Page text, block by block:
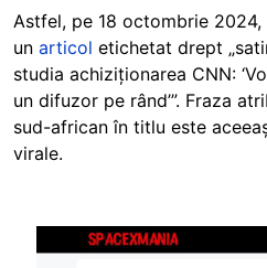
Astfel, pe 18 octombrie 2024,
un articol etichetat drept
studia achiziționarea CNN:
un difuzor pe rând’”. Fraza
sud-african în titlu este
virale.